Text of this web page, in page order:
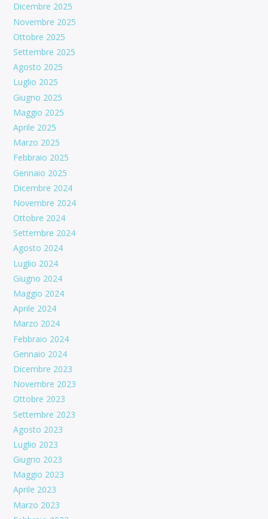
Dicembre 2025
Novembre 2025
Ottobre 2025
Settembre 2025
Agosto 2025
Luglio 2025
Giugno 2025
Maggio 2025
Aprile 2025
Marzo 2025
Febbraio 2025
Gennaio 2025
Dicembre 2024
Novembre 2024
Ottobre 2024
Settembre 2024
Agosto 2024
Luglio 2024
Giugno 2024
Maggio 2024
Aprile 2024
Marzo 2024
Febbraio 2024
Gennaio 2024
Dicembre 2023
Novembre 2023
Ottobre 2023
Settembre 2023
Agosto 2023
Luglio 2023
Giugno 2023
Maggio 2023
Aprile 2023
Marzo 2023